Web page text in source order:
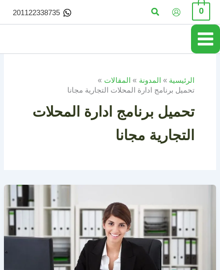
تخطي
المحتوى
0 البحث 201122338735
الرئيسية المدونة
المقالات
تحميل برنامج ادارة المحلات التجارية مجانا
تحميل برنامج ادارة المحلات
التجارية مجانا